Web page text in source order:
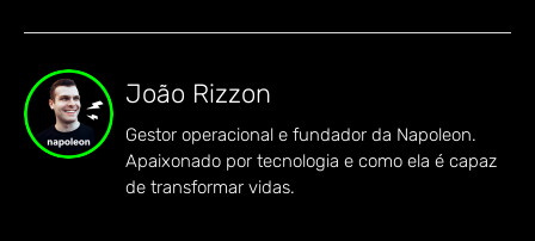
João Rizzon
Gestor operacional e fundador da Napoleon.
Apaixonado por tecnologia e como ela é capaz
de transformar vidas.